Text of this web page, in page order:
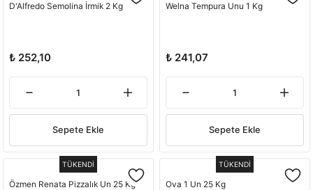
D'Alfredo Semolina İrmik 2 Kg
₺ 252,10
Sepete Ekle
Welna Tempura Unu 1 Kg
₺ 241,07
Sepete Ekle
TÜKENDİ
Özmen Renata Pizzalık Un 25 Kg
TÜKENDİ
Ova 1 Un 25 Kg